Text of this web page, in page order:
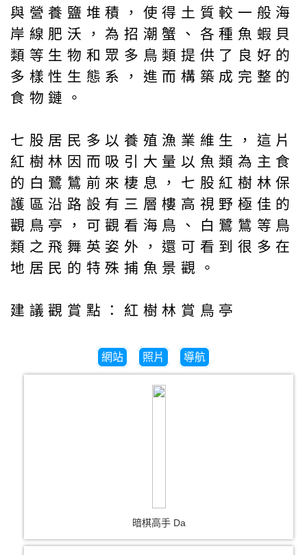
與營養鹽堆積，使得土質較一般海
岸線肥沃，為招潮蟹、各種魚蝦貝
類等生物和眾多鳥類提供了良好的
多樣性生態系，進而構築成完整的
食物鏈。
七股居民多以養殖漁業維生，這片
紅樹林因而吸引大量以魚類為主食
的白鷺鷥前來棲息，七股紅樹林保
護區沿路設有三層樓高視野極佳的
觀鳥亭，可觀看海鳥、白鷺鷥等鳥
類之飛舞英姿外，還可看到很多在
地居民的特殊捕魚景觀。
建議觀賞點：紅樹林賞鳥亭
網站 照片 導航
暗棋高手 Da